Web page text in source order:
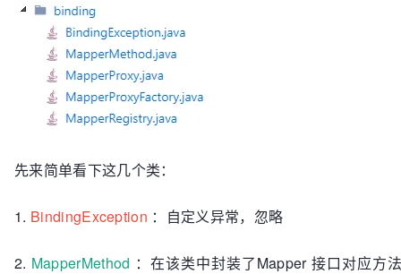
先来简单看下这几个类：
1. BindingException ：自定义异常，忽略
2. MapperMethod ：在该类中封装了Mapper 接口对应方